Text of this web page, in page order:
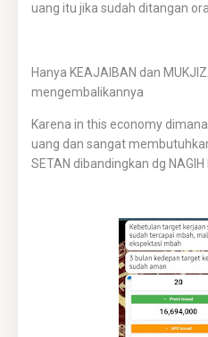
uang itu jika sudah ditangan
Hanya KEAJAIBAN dan
mengembalikannya
Karena in this economy
uang dan sangat
SETAN dibandingkan dg NAGIH